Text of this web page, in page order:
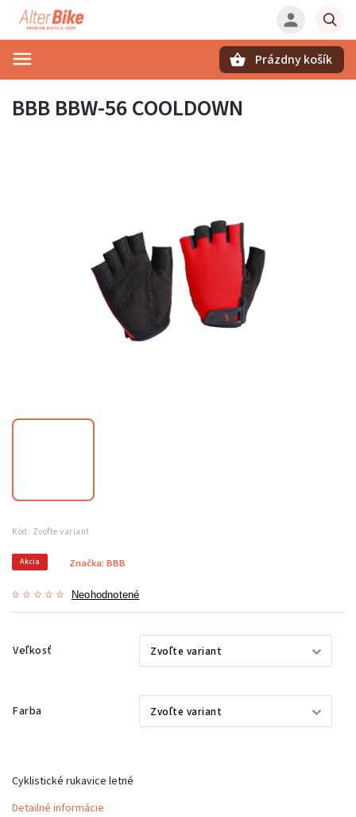
Prázdny košík
BBB BBW-56 COOLDOWN
Kód: Zvoľte variant
Akcia
Neohodnotené
Značka: BBB
Veľkosť
Farba
Cyklistické rukavice letné
Detailné informácie